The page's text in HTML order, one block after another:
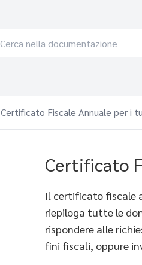
Certificato Fiscale Annuale per i
Certificato
Il certificato fiscale
riepiloga tutte le
rispondere alle
fini fiscali, oppure